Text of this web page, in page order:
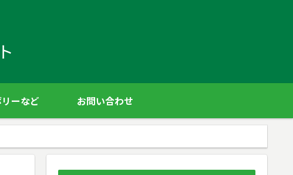
ーなど お問い合わせ